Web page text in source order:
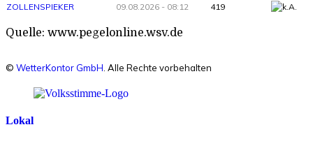
ZOLLENSPIEKER
09.08.2026 - 08:12 419
Quelle: www.pegelonline.wsv.de
© WetterKontor GmbH . Alle Rechte vorbehalten
Lokal